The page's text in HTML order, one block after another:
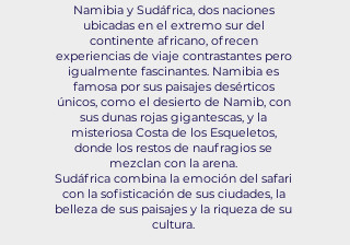
Namibia y Sudáfrica, dos naciones
ubicadas en el extremo sur del
continente africano, ofrecen
experiencias de viaje contrastantes pero
igualmente fascinantes. Namibia es
famosa por sus paisajes desérticos
únicos, como el desierto de Namib, con
sus dunas rojas gigantescas, y la
misteriosa Costa de los Esqueletos,
donde los restos de naufragios se
mezclan con la arena.
Sudáfrica combina la emoción del safari
con la sofisticación de sus ciudades, la
belleza de sus paisajes y la riqueza de su
cultura.